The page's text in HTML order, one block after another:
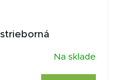
Na sklade